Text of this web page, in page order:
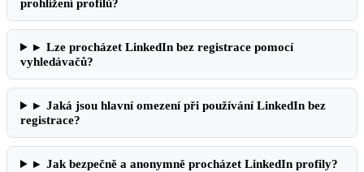
prohlížení profilů?
▸ Lze procházet LinkedIn bez registrace pomocí
vyhledávačů?
▸ Jaká jsou hlavní omezení při používání LinkedIn bez
registrace?
▸ Jak bezpečně a anonymně procházet LinkedIn profily?